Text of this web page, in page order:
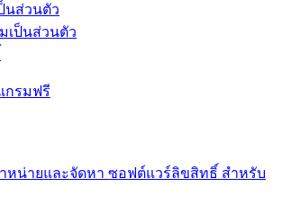
นส่วนตัว
เป็นส่วนตัว